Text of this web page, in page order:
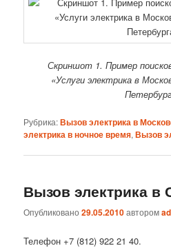
Скриншот 1. Пример
«Услуги электрика в
Рубрика:Вызов электрика в
электрика в ночное время,Вызов
Вызов электрика в
Опубликовано29.05.2010автором
Телефон +7 (812) 922 21 40.